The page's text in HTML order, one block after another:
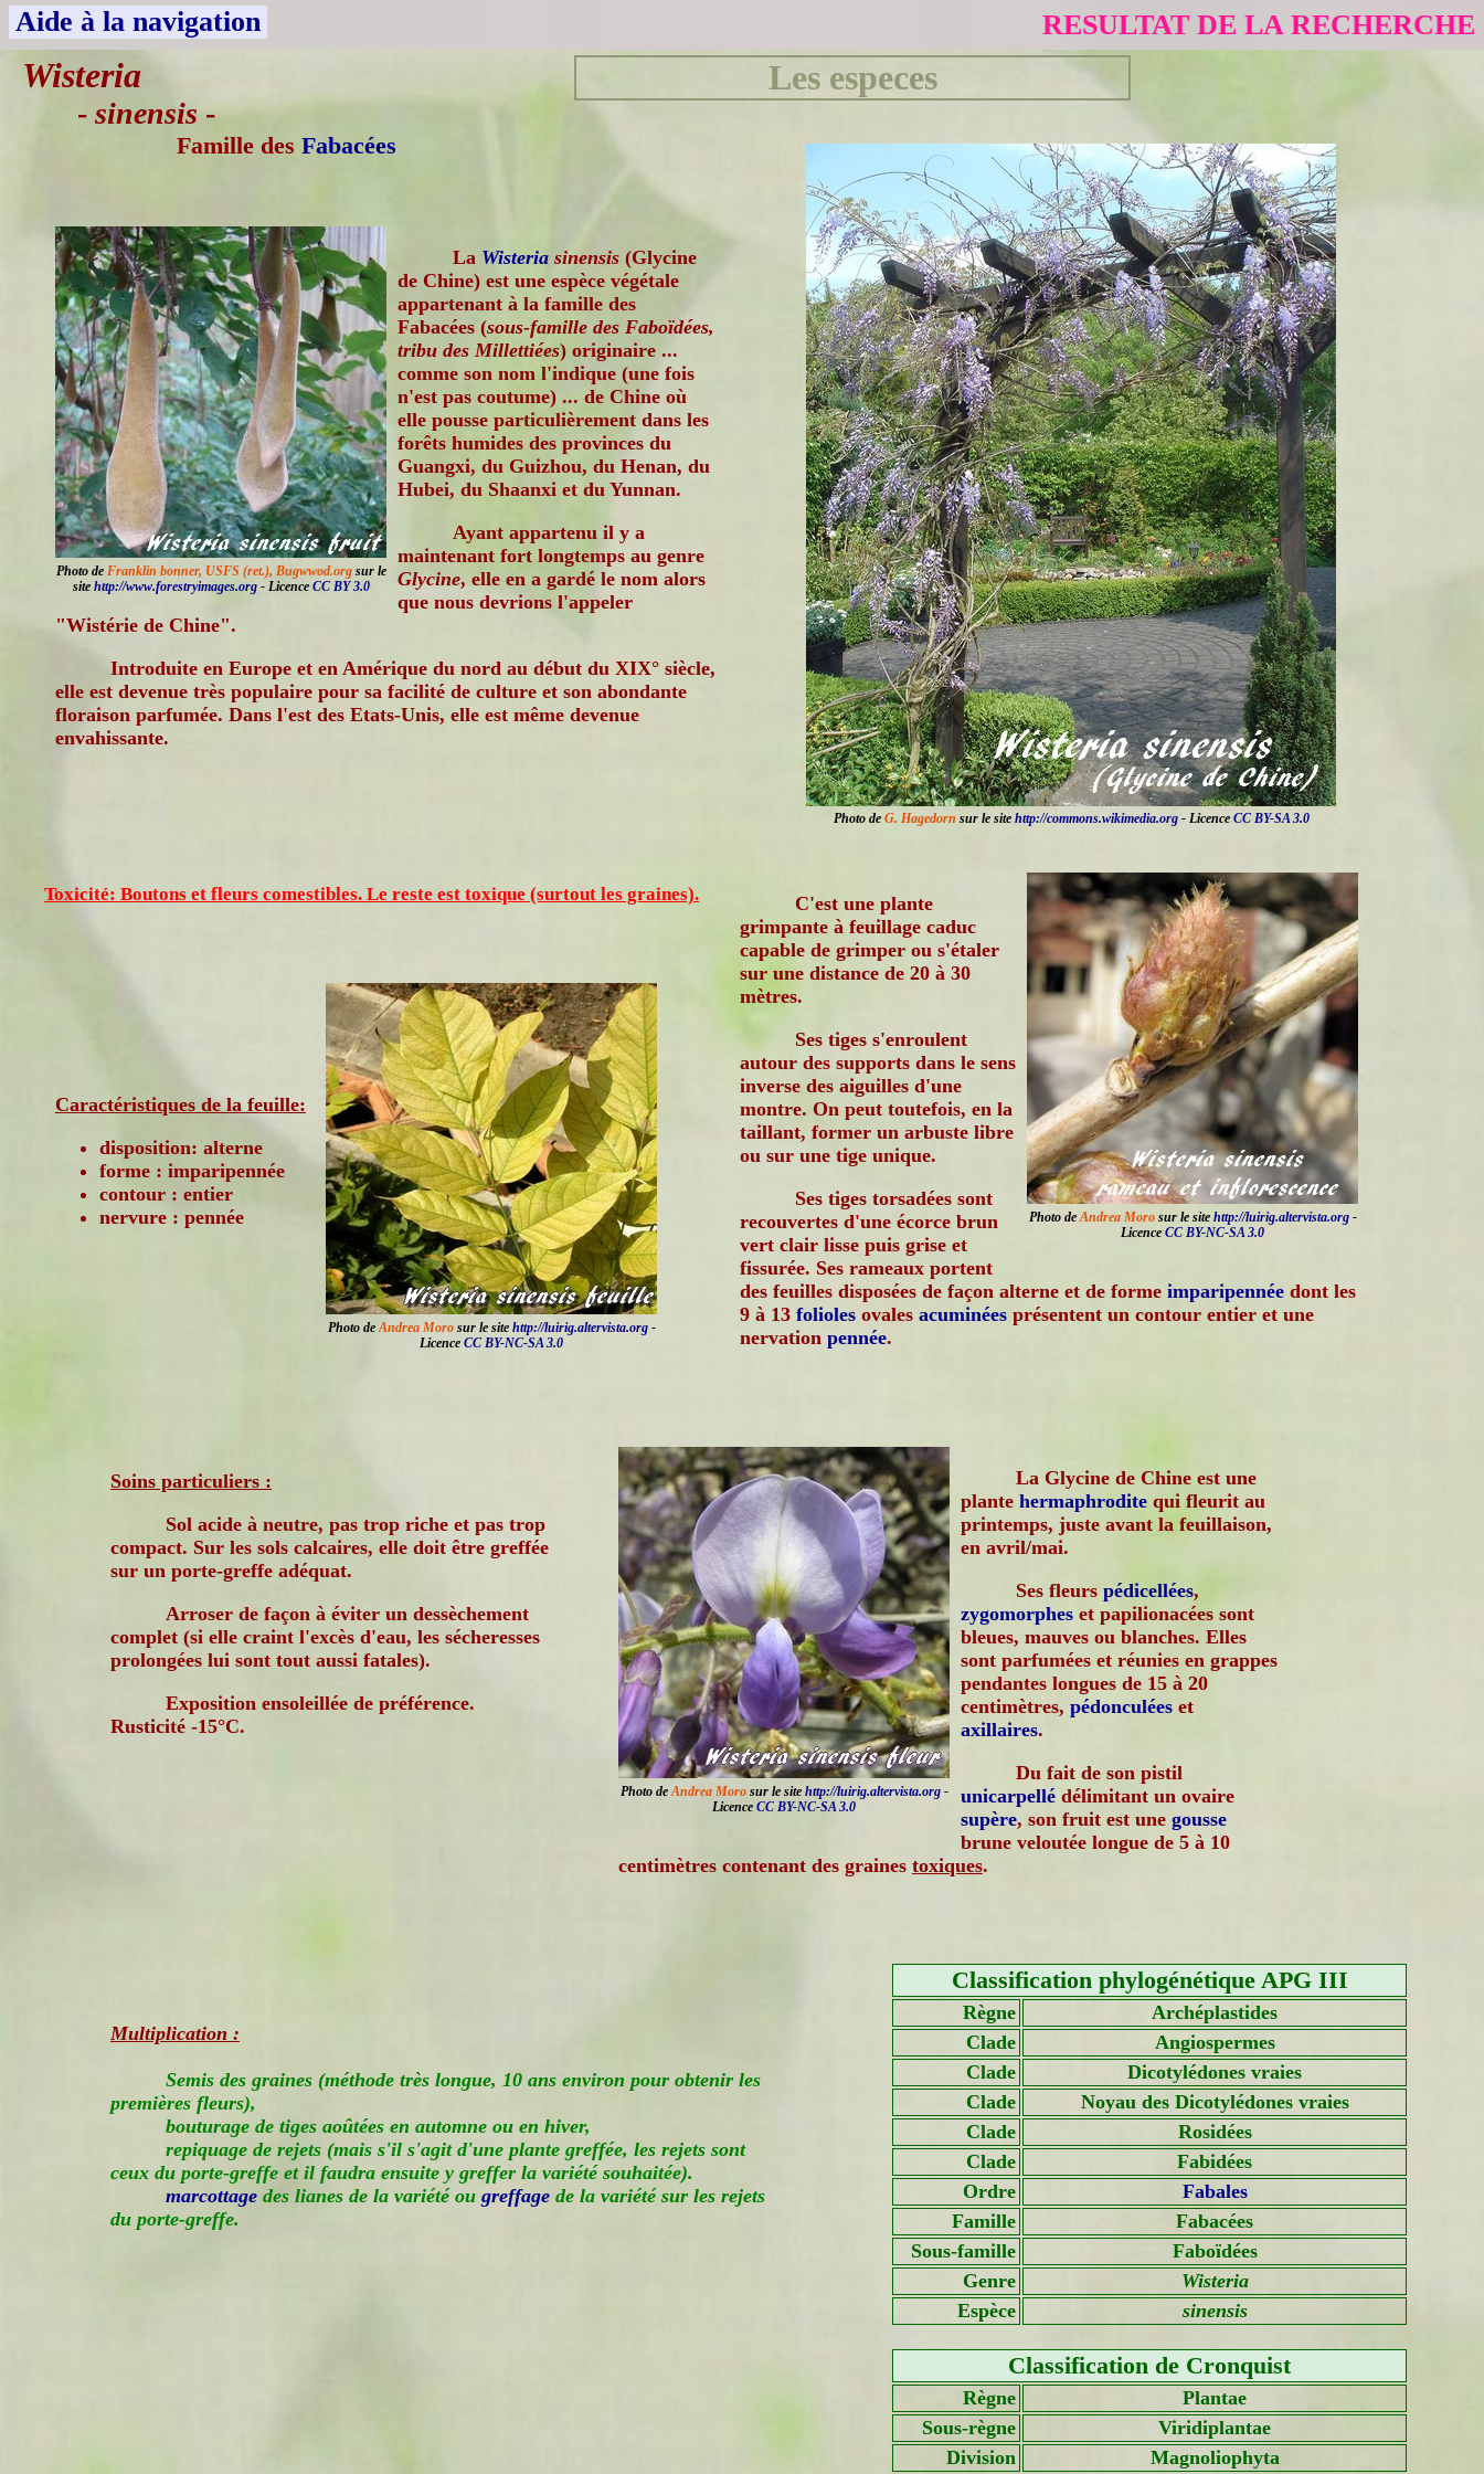
Aide à la navigation RESULTAT DE LA RECHERCHE
Wisteria
- sinensis-
Famille des Fabacées
Les especes
Photo de G. Hagedorn sur le site http://commons.wikimedia.org- Licence CC BY-SA 3.0
Photo de Franklin bonner, USFS (ret.), Bugwwod.orgsur le
site http://www.forestryimages.org- Licence CC BY 3.0
La Wisteria sinensis (Glycine
de Chine) est une espèce végétale
appartenant à la famille des
Fabacées (sous-famille des Faboïdées,
tribu des Millettiées) originaire ...
comme son nom l'indique (une fois
n'est pas coutume) ... de Chine où
elle pousse particulièrement dans les
forêts humides des provinces du
Guangxi, du Guizhou, du Henan, du
Hubei, du Shaanxi et du Yunnan.
Ayant appartenu il y a
maintenant fort longtemps au genre
Glycine, elle en a gardé le nom alors
que nous devrions l'appeler
"Wistérie de Chine".
Introduite en Europe et en Amérique du nord au début du XIX° siècle,
elle est devenue très populaire pour sa facilité de culture et son abondante
floraison parfumée. Dans l'est des Etats-Unis, elle est même devenue
envahissante.
Toxicité: Boutons et fleurs comestibles. Le reste est toxique (surtout les graines).
Photo deAndrea Morosur le site http://luirig.altervista.org-
Licence CC BY-NC-SA 3.0
C'est une plante
grimpante à feuillage caduc
capable de grimper ou s'étaler
sur une distance de 20 à 30
mètres.
Ses tiges s'enroulent
autour des supports dans le sens
inverse des aiguilles d'une
montre. On peut toutefois, en la
taillant, former un arbuste libre
ou sur une tige unique.
Ses tiges torsadées sont
recouvertes d'une écorce brun
vert clair lisse puis grise et
fissurée. Ses rameaux portent
des feuilles disposées de façon alterne et de forme imparipennée dont les
9 à 13 folioles ovales acuminées présentent un contour entier et une
nervation pennée.
Photo deAndrea Morosur le site http://luirig.altervista.org-
Licence CC BY-NC-SA 3.0
Caractéristiques de la feuille:
disposition: alterne
forme : imparipennée
contour : entier
nervure : pennée
Soins particuliers :
Sol acide à neutre, pas trop riche et pas trop
compact. Sur les sols calcaires, elle doit être greffée
sur un porte-greffe adéquat.
Arroser de façon à éviter un dessèchement
complet (si elle craint l'excès d'eau, les sécheresses
prolongées lui sont tout aussi fatales).
Exposition ensoleillée de préférence.
Rusticité -15°C.
Photo deAndrea Morosur le site http://luirig.altervista.org-
Licence CC BY-NC-SA 3.0
La Glycine de Chine est une
plante hermaphrodite qui fleurit au
printemps, juste avant la feuillaison,
en avril/mai.
Ses fleurs pédicellées,
zygomorphes et papilionacées sont
bleues, mauves ou blanches. Elles
sont parfumées et réunies en grappes
pendantes longues de 15 à 20
centimètres, pédonculées et
axillaires.
Du fait de son pistil
unicarpellé délimitant un ovaire
supère, son fruit est une gousse
brune veloutée longue de 5 à 10
centimètres contenant des graines toxiques.
Multiplication :
Semis des graines (méthode très longue, 10 ans environ pour obtenir les
premières fleurs),
bouturage de tiges aoûtées en automne ou en hiver,
repiquage de rejets (mais s'il s'agit d'une plante greffée, les rejets sont
ceux du porte-greffe et il faudra ensuite y greffer la variété souhaitée).
marcottage des lianes de la variété ou greffage de la variété sur les rejets
du porte-greffe.
Classification phylogénétique APG III
Règne
Archéplastides
Clade
Angiospermes
Clade
Dicotylédones vraies
Clade
Noyau des Dicotylédones vraies
Clade
Rosidées
Clade
Fabidées
Ordre
Fabales
Famille
Fabacées
Sous-famille
Faboïdées
Genre
Wisteria
Espèce
sinensis
Classification de Cronquist
Règne
Plantae
Sous-règne
Viridiplantae
Division
Magnoliophyta